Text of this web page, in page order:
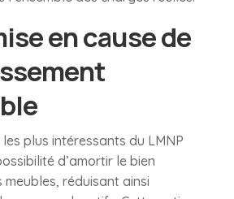
en cause de
plus intéressants du LMNP
d’amortir le bien
meubles, réduisant ainsi